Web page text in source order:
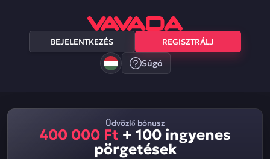
BEJELENTKEZÉS REGISZTRÁLJ
Súgó
Üdvözlő bónusz
400 000 Ft + 100 ingyenes
pörgetések